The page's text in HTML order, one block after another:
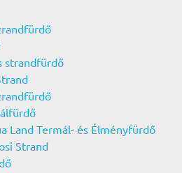
strandfürdő
Land Termál- és Élményfürdő
Strand